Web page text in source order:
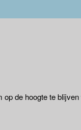
de hoogte te